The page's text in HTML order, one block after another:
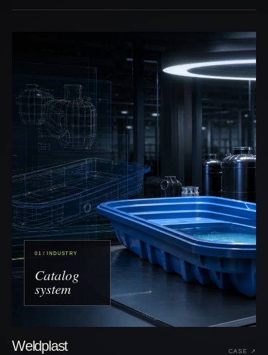
01 / INDUSTRY
Catalog
system
Weldplast CASE ↗︎